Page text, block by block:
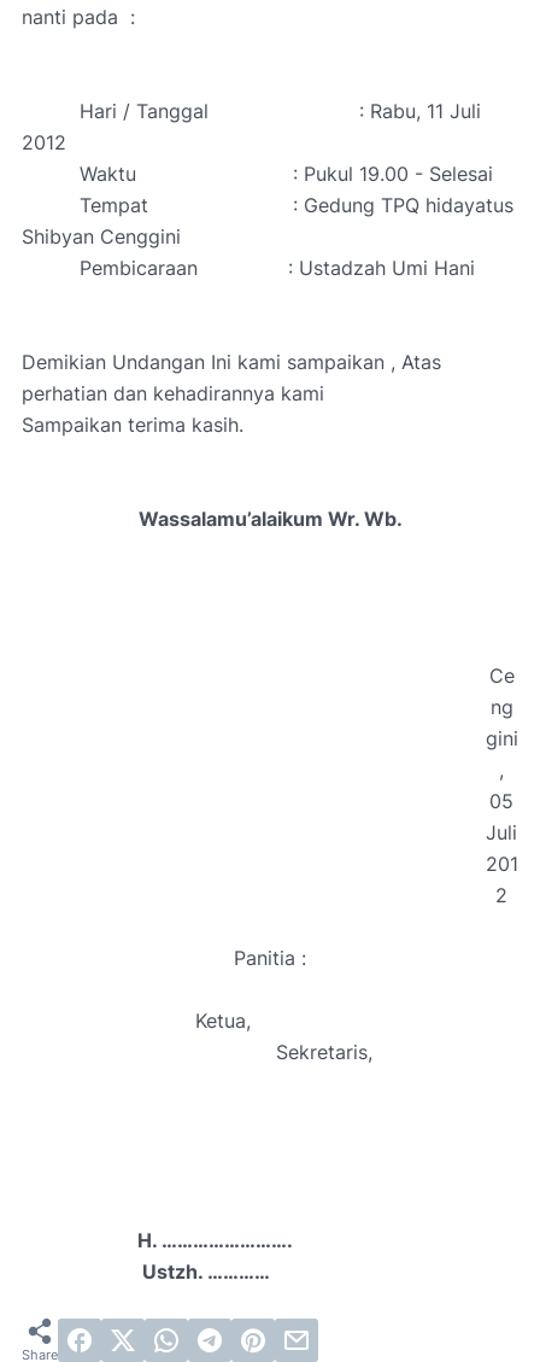
nanti pada :
Hari / Tanggal
: Rabu, 11 Juli
2012
Waktu
: Pukul 19.00 - Selesai
Tempat
: Gedung TPQ hidayatus
Shibyan Cenggini
Pembicaraan
: Ustadzah Umi Hani
Demikian Undangan Ini kami sampaikan , Atas
perhatian dan kehadirannya kami
Sampaikan terima kasih.
Wassalamu’alaikum Wr. Wb.
Ce
ng
gini
,
05
Juli
201
2
Panitia :
Ketua,
Sekretaris,
H. …………………….
Ustzh. …………